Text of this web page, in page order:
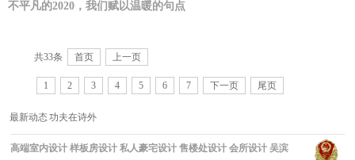
不平凡的2020，我们赋以温暖的句点
共33条 首页 上一页
1 2 3 4 5 6 7 下一页 尾页
最新动态功夫在诗外
高端室内设计 样板房设计 私人豪宅设计 售楼处设计 会所设计 吴滨